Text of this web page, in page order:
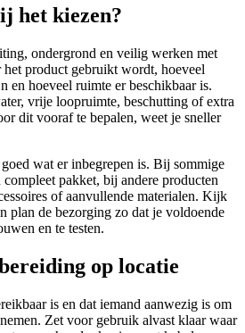
het kiezen?
ondergrond en veilig werken met
product gebruikt wordt, hoeveel
en hoeveel ruimte er beschikbaar is.
vrije loopruimte, beschutting of extra
dit vooraf te bepalen, weet je sneller
wat er inbegrepen is. Bij sommige
pakket, bij andere producten
of aanvullende materialen. Kijk
plan de bezorging zo dat je voldoende
en te testen.
op locatie
is en dat iemand aanwezig is om
Zet voor gebruik alvast klaar waar